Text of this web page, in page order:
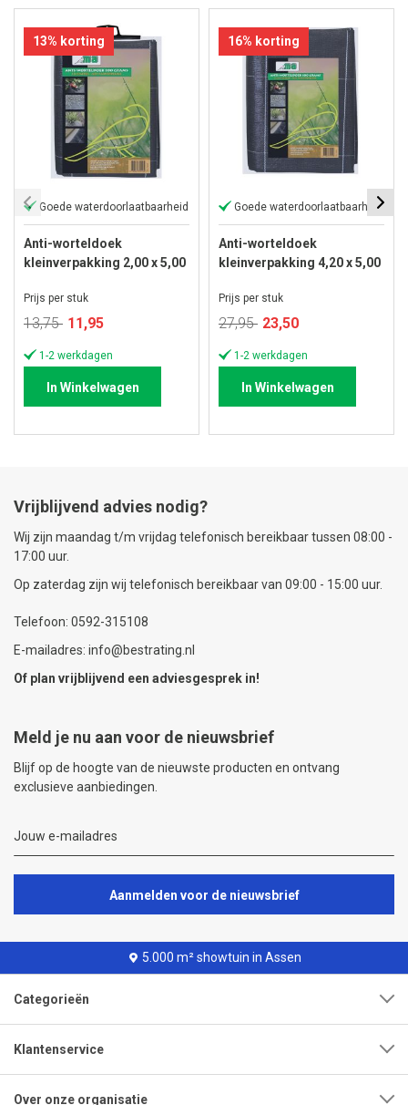
13% korting
Goede waterdoorlaatbaarheid
Anti-worteldoek
kleinverpakking 2,00 x 5,00
Prijs per stuk
13,75 Speciale
11,95
1-2 werkdagen
In Winkelwagen
16% korting
Goede waterdoorlaatbaarheid
Anti-worteldoek
kleinverpakking 4,20 x 5,00
Prijs per stuk
27,95 Speciale
23,50
1-2 werkdagen
In Winkelwagen
Vrijblijvend advies nodig?
Wij zijn maandag t/m vrijdag telefonisch bereikbaar tussen 08:00 -
17:00 uur.
Op zaterdag zijn wij telefonisch bereikbaar van 09:00 - 15:00 uur.
Telefoon: 0592-315108
E-mailadres: info@bestrating.nl
Of plan vrijblijvend een adviesgesprek in!
Meld je nu aan voor de nieuwsbrief
Blijf op de hoogte van de nieuwste producten en ontvang
exclusieve aanbiedingen.
Aanmelden voor de nieuwsbrief
5.000 m² showtuin in Assen
Categorieën
Klantenservice
Over onze organisatie